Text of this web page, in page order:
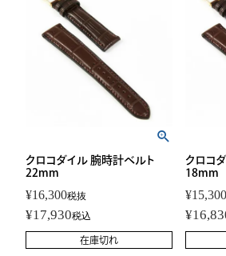
クロコダイル 腕時計ベルト
22mm
¥16,300税抜
¥17,930税込
在庫切れ
クロコ
18mm
¥15,300
¥